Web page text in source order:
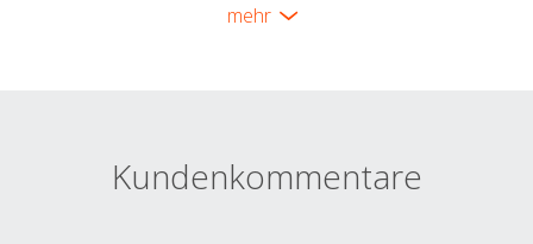
mehr
Kundenkommentare